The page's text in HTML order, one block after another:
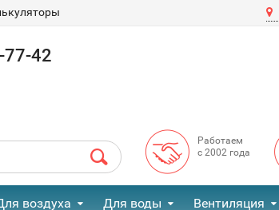
77-42
Работаем
с 2002 года
воздуха Для воды Вентиляция